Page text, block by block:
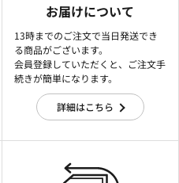
お届けについて
13時までのご注文で当日発送でき
る商品がございます。
会員登録していただくと、ご注文手
続きが簡単になります。
詳細はこちら